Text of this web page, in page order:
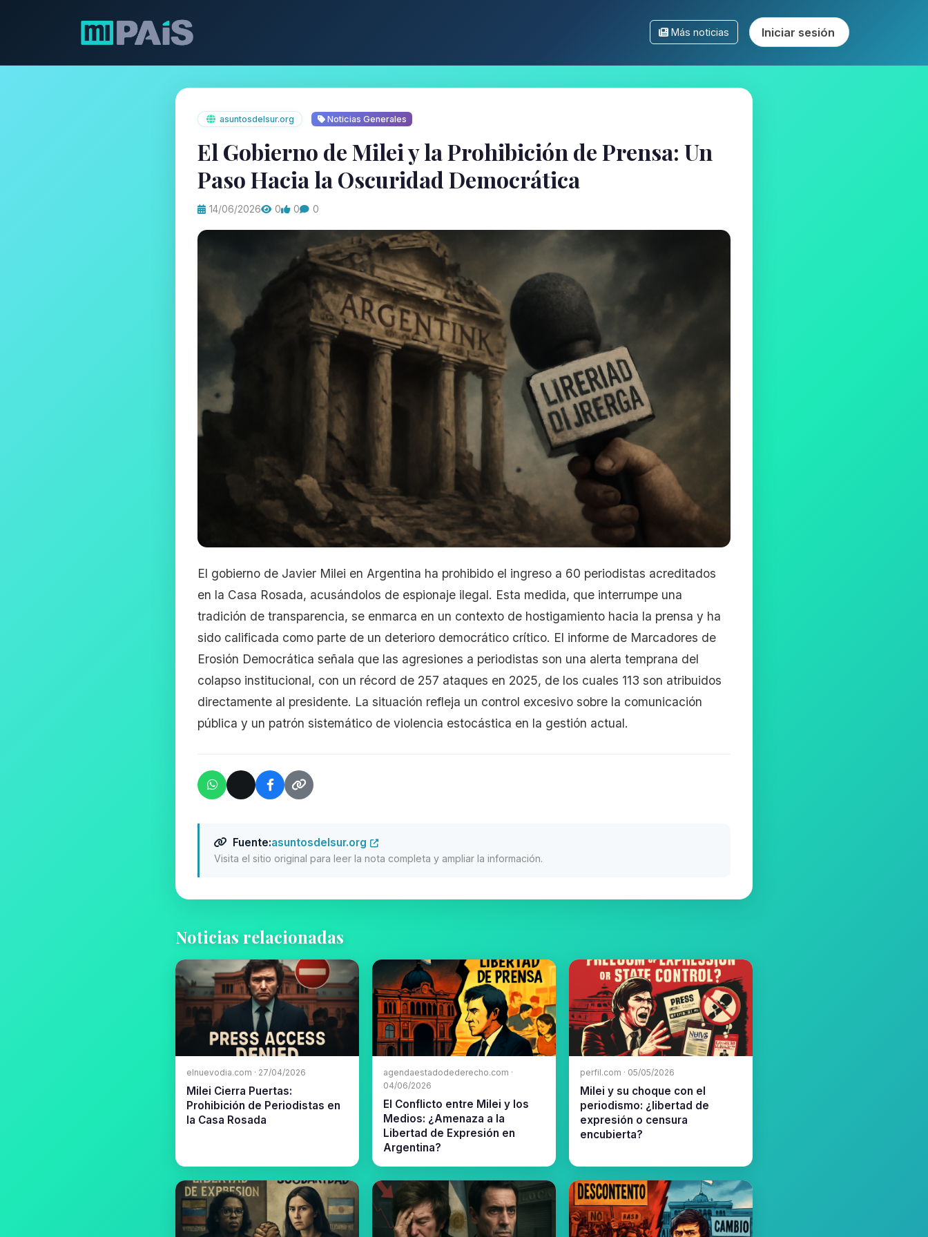
Más noticias Iniciar sesión
asuntosdelsur.org Noticias Generales
El Gobierno de Milei y la Prohibición de Prensa: Un
Paso Hacia la Oscuridad Democrática
14/06/2026 0 0 0
El gobierno de Javier Milei en Argentina ha prohibido el ingreso a 60 periodistas acreditados
en la Casa Rosada, acusándolos de espionaje ilegal. Esta medida, que interrumpe una
tradición de transparencia, se enmarca en un contexto de hostigamiento hacia la prensa y ha
sido calificada como parte de un deterioro democrático crítico. El informe de Marcadores de
Erosión Democrática señala que las agresiones a periodistas son una alerta temprana del
colapso institucional, con un récord de 257 ataques en 2025, de los cuales 113 son atribuidos
directamente al presidente. La situación refleja un control excesivo sobre la comunicación
pública y un patrón sistemático de violencia estocástica en la gestión actual.
Fuente:asuntosdelsur.org
Visita el sitio original para leer la nota completa y ampliar la información.
Noticias relacionadas
elnuevodia.com · 27/04/2026
Milei Cierra Puertas:
Prohibición de Periodistas en
la Casa Rosada
agendaestadodederecho.com ·
04/06/2026
El Conflicto entre Milei y los
Medios: ¿Amenaza a la
Libertad de Expresión en
Argentina?
perfil.com · 05/05/2026
Milei y su choque con el
periodismo: ¿libertad de
expresión o censura
encubierta?